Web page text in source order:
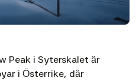
Peak i Syterskalet är
i Österrike, där